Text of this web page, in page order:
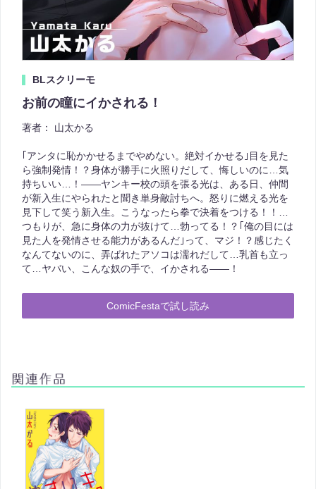
BLスクリーモ
お前の瞳にイかされる！
著者： 山太かる
｢アンタに恥かかせるまでやめない。絶対イかせる｣目を見た
ら強制発情！？身体が勝手に火照りだして、悔しいのに…気
持ちいい…！――ヤンキー校の頭を張る光は、ある日、仲間
が新入生にやられたと聞き単身敵討ちへ。怒りに燃える光を
見下して笑う新入生。こうなったら拳で決着をつける！！…
つもりが、急に身体の力が抜けて…勃ってる！？｢俺の目には
見た人を発情させる能力があるんだ｣って、マジ！？感じたく
なんてないのに、弄ばれたアソコは濡れだして…乳首も立っ
て…ヤバい、こんな奴の手で、イかされる――！
ComicFestaで試し読み